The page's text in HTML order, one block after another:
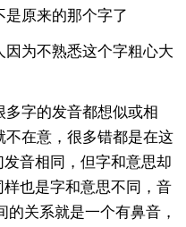
原来的那个字了
为不熟悉这个字粗心大
字的发音都想似或相
不在意，很多错都是在这
发音相同，但字和意思却
样也是字和意思不同，音
的关系就是一个有鼻音，